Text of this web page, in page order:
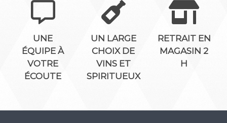
UNE
ÉQUIPE À
VOTRE
ÉCOUTE
UN LARGE
CHOIX DE
VINS ET
SPIRITUEUX
RETRAIT EN
MAGASIN 2
H